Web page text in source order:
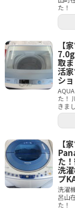
た！
【
取
活
シ
た！
きま
【
た
洗
プ
洗濯
呂山
た！